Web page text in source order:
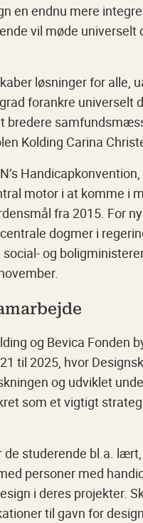
en endnu mere
vil møde universelt
løsninger for alle,
forankre universelt
bredere
Kolding Carina
motor i at komme i
fra 2015. For
dogmer i
og
og Bevica Fonden
til 2025, hvor
og udviklet
som et vigtigt
studerende bl.a.
personer med
i deres projekter.
til gavn for